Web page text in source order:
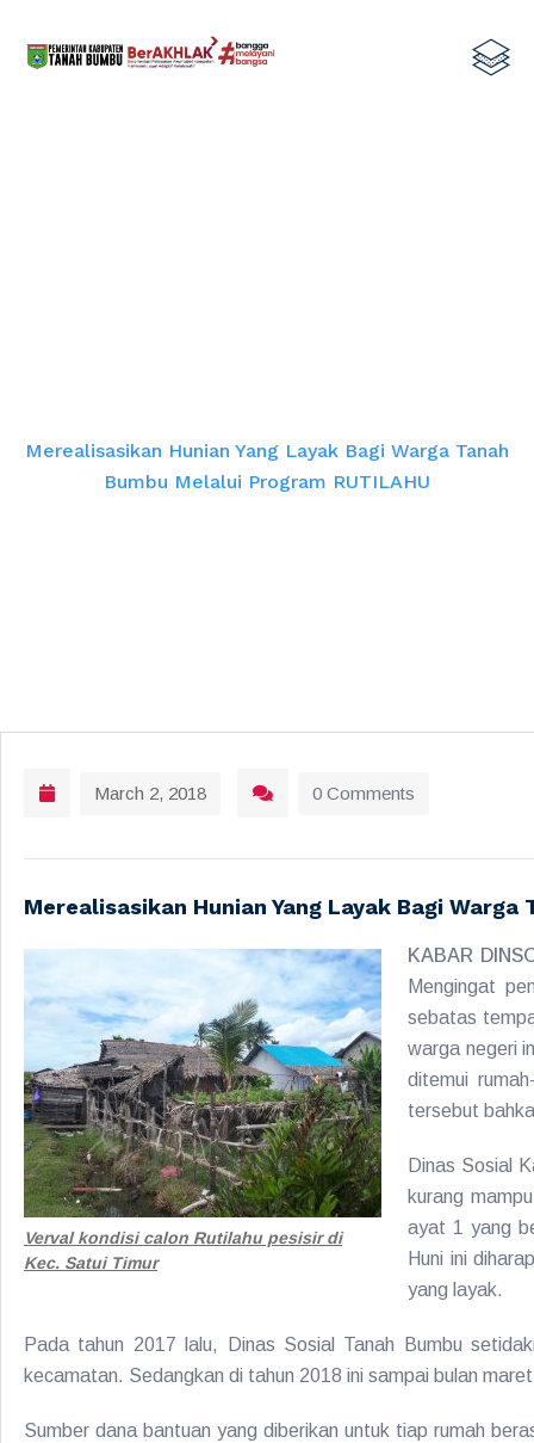
Merealisasikan Hunian Yang Layak Bagi Warga Tanah
Bumbu Melalui Program RUTILAHU
March 2, 2018 0 Comments
Merealisasikan Hunian Yang Layak Bagi Warga
Verval kondisi calon Rutilahu pesisir di
Kec. Satui Timur
KABAR
Mengingat
sebatas
warga negeri
ditemui
tersebut
Dinas Sosial
kurang
ayat 1 yang
Huni ini
yang layak.
Pada tahun 2017 lalu, Dinas Sosial Tanah Bumbu
kecamatan. Sedangkan di tahun 2018 ini sampai bulan
Sumber dana bantuan yang diberikan untuk tiap rumah